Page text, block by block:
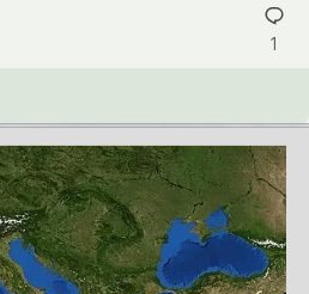
1